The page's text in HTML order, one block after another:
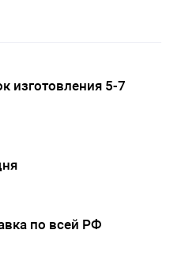
изготовления 5-7
по всей РФ